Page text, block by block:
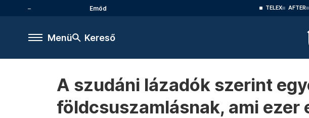
Emőd TELEX AFTER
Menü Kereső
A szudáni lázadók szerint
földcsuszamlásnak, ami ezer